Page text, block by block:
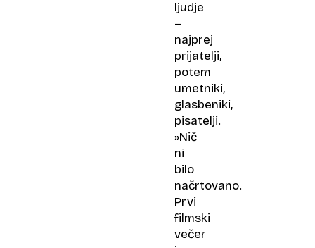
ljudje
–
najprej
prijatelji,
potem
umetniki,
glasbeniki,
pisatelji.
»Nič
ni
bilo
načrtovano.
Prvi
filmski
večer